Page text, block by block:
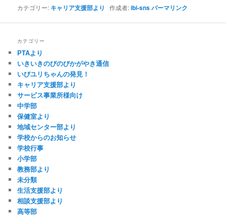
カテゴリー: キャリア支援部より 作成者:ibi-snsパーマリンク
カテゴリー
PTAより
いきいきのびのびかがやき通信
いびユリちゃんの発見！
キャリア支援部より
サービス事業所様向け
中学部
保健室より
地域センター部より
学校からのお知らせ
学校行事
小学部
教務部より
未分類
生活支援部より
相談支援部より
高等部